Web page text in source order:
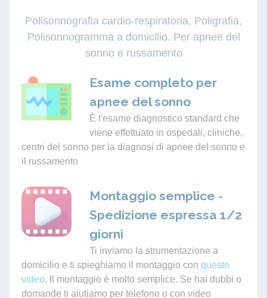
Polisonnografia cardio-respiratoria, Poligrafia,
Polisonnogramma a domicilio. Per apnee del
sonno e russamento
Esame completo per
apnee del sonno
È l'esame diagnostico standard che
viene effettuato in ospedali, cliniche,
centri del sonno per la diagnosi di apnee del sonno e
il russamento
Montaggio semplice -
Spedizione espressa 1/2
giorni
Ti inviamo la strumentazione a
domicilio e ti spieghiamo il montaggio con questo
video. Il montaggio è molto semplice. Se hai dubbi o
domande ti aiutiamo per telefono o con video